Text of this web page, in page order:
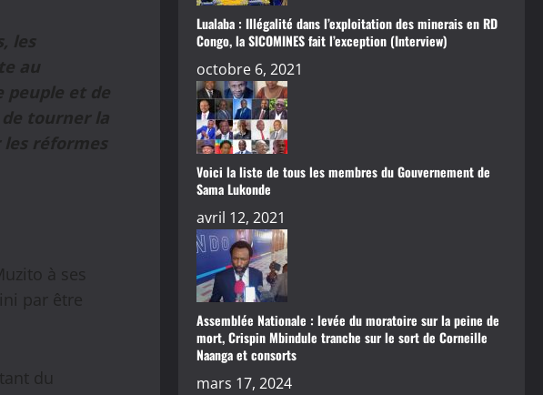
les
au
peuple et de
tourner la
réformes
à ses
par être
du
Lualaba : Illégalité dans l’exploitation des minerais en RD
Congo, la SICOMINES fait l’exception (Interview)
octobre 6, 2021
Voici la liste de tous les membres du Gouvernement de
Sama Lukonde
avril 12, 2021
Assemblée Nationale : levée du moratoire sur la peine de
mort, Crispin Mbindule tranche sur le sort de Corneille
Naanga et consorts
mars 17, 2024